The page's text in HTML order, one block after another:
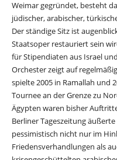
Weimar gegründet, besteht
jüdischer, arabischer,
Der ständige Sitz ist
Staatsoper restauriert sein
für Stipendiaten aus Israel
Orchester zeigt auf
spielte 2005 in Ramallah und
Tournee an der Grenze zu
Ägypten waren bisher
Berliner Tageszeitung
pessimistisch nicht nur im
Friedensverhandlungen als